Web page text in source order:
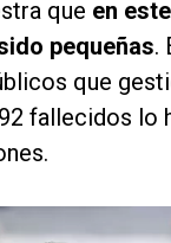
que en
pequeñas.
que
fallecidos lo